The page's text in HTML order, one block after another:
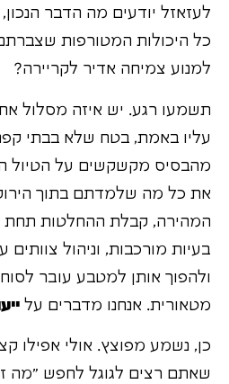
לעזאזל יודעים מה הדבר
כל היכולות המטורפות
למנוע צמיחה אדיר לקריירה?
תשמעו רגע. יש איזה מסלול
עליו באמת, בטח שלא בבתי
מהבסיס מקשקשים על הטיול
את כל מה שלמדתם בתוך
המהירה, קבלת ההחלטות תחת
בעיות מורכבות, וניהול
ולהפוך אותן למטבע עובר
מטאורית. אנחנו מדברים על
כן, נשמע מפוצץ. אולי אפילו
שאתם רצים לגוגל לחפש "מה